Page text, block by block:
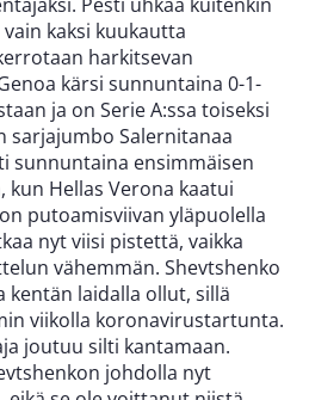
kaksi kuukautta
harkitsevan
kärsi sunnuntaina 0-1-
ja on Serie A:ssa toiseksi
sarjajumbo Salernitanaa
sunnuntaina ensimmäisen
Hellas Verona kaatui
putoamisviivan yläpuolella
nyt viisi pistettä, vaikka
vähemmän. Shevtshenko
laidalla ollut, sillä
viikolla koronavirustartunta.
joutuu silti kantamaan.
johdolla nyt